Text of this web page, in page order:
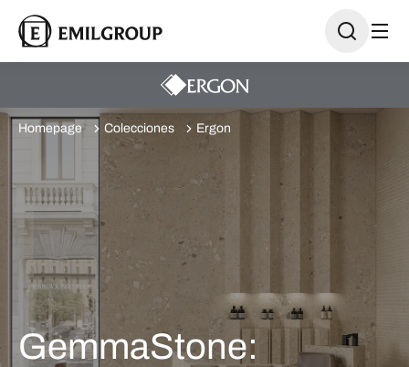
Homepage Colecciones Ergon
GemmaStone: